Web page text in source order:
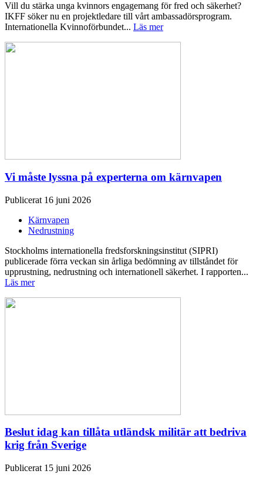
Vill du stärka unga kvinnors engagemang för fred och säkerhet?
IKFF söker nu en projektledare till vårt ambassadörsprogram.
Internationella Kvinnoförbundet... Läs mer
Vi måste lyssna på experterna om kärnvapen
Publicerat 16 juni 2026
Kärnvapen
Nedrustning
Stockholms internationella fredsforskningsinstitut (SIPRI)
publicerade förra veckan sin årliga bedömning av tillståndet för
upprustning, nedrustning och internationell säkerhet. I rapporten...
Läs mer
Beslut idag kan tillåta utländsk militär att bedriva
krig från Sverige
Publicerat 15 juni 2026